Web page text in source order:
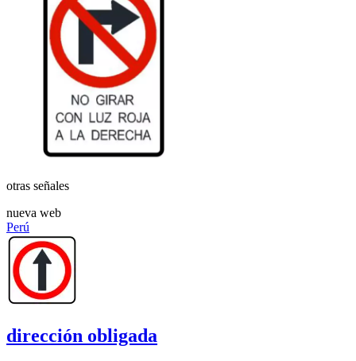
otras señales
nueva web
Perú
dirección obligada